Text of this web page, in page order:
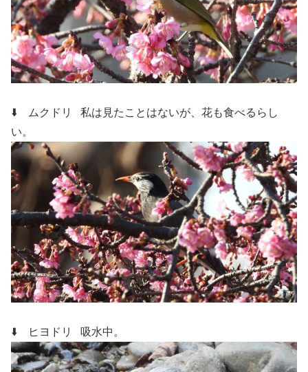
⬇️ ムクドリ
私は見たことはないが、花も食べるらし
い。
⬇️ ヒヨドリ 吸水中。